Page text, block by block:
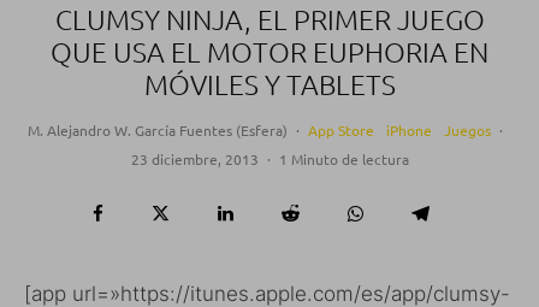
CLUMSY NINJA, EL PRIMER JUEGO
QUE USA EL MOTOR EUPHORIA EN
MÓVILES Y TABLETS
M. Alejandro W. García Fuentes (Esfera) · App Store iPhone Juegos ·
23 diciembre, 2013 · 1 Minuto de lectura
[app url=»https://itunes.apple.com/es/app/clumsy-